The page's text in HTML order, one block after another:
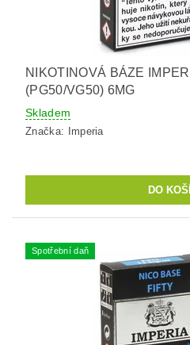
NIKOTINOVÁ BÁZE
(PG50/VG50) 6MG
Skladem
Značka: Imperia
Spotřební daň